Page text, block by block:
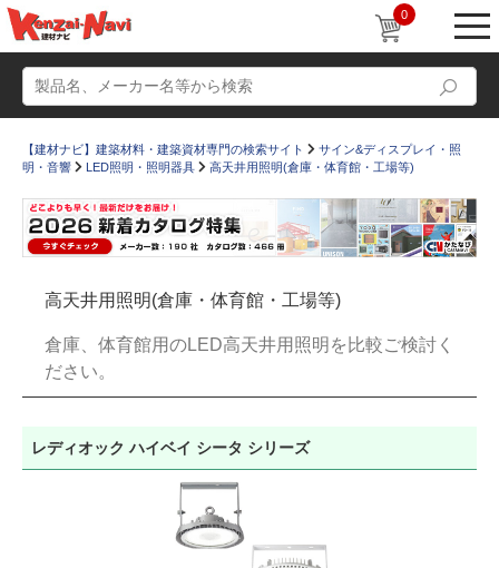
0
すまいリング 設計士インタビュー
Q＆A 販売・施工代理店募集
【建材ナビ】建築材料・建築資材専門の検索サイト
サイン&ディスプレイ・照
明・音響
LED照明・照明器具 高天井用照明(倉庫・体育館・工場等)
高天井用照明(倉庫・体育館・工場等)
倉庫、体育館用のLED高天井用照明を比較ご検討く
ださい。
レディオック ハイベイ シータ シリーズ